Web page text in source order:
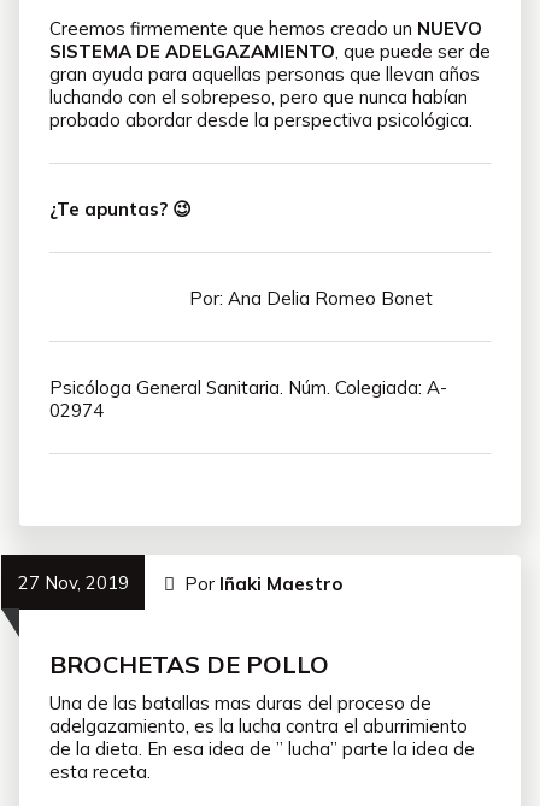
Creemos firmemente que hemos creado un NUEVO
SISTEMA DE ADELGAZAMIENTO, que puede ser de
gran ayuda para aquellas personas que llevan años
luchando con el sobrepeso, pero que nunca habían
probado abordar desde la perspectiva psicológica.
¿Te apuntas? 😉
Por: Ana Delia Romeo Bonet
Psicóloga General Sanitaria. Núm. Colegiada: A-
02974
27 Nov, 2019 Por Iñaki Maestro
BROCHETAS DE POLLO
Una de las batallas mas duras del proceso de
adelgazamiento, es la lucha contra el aburrimiento
de la dieta. En esa idea de ” lucha” parte la idea de
esta receta.